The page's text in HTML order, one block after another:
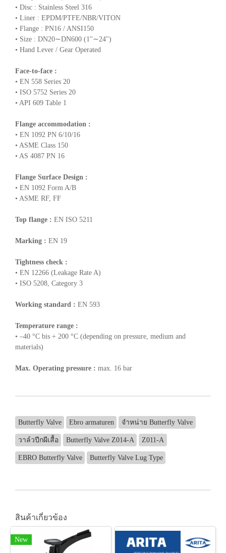
• Disc : Stainless Steel 316
• Liner : EPDM/PTFE/NBR/VITON
• Flange : PN16 / ANSI150
• Size : DN20∼DN600 (1"∼24")
• Hand Lever / Gear Operated
Face-to-face :
• EN 558 Series 20
• ISO 5752 Series 20
• API 609 Table 1
Flange accommodation :
• EN 1092 PN 6/10/16
• ASME Class 150
• AS 4087 PN 16
Flange Surface Design :
• EN 1092 Form A/B
• ASME RF, FF
Top flange : EN ISO 5211
Marking : EN 19
Tightness check :
• EN 12266 (Leakage Rate A)
• ISO 5208, Category 3
Working standard : EN 593
Temperature range :
• –40 °C bis + 200 °C (depending on pressure, medium and
materials)
Max. Operating pressure : max. 16 bar
Butterfly Valve Ebro armaturen จำหน่าย Butterfly Valve
วาล์วปีกผีเสื้อ Butterfly Valve Z014-A Z011-A
EBRO Butterfly Valve Butterfly Valve Lug Type
สินค้าเกี่ยวข้อง
New